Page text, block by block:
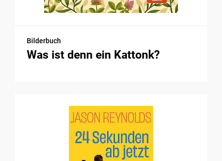
Bilderbuch
Was ist denn ein Kattonk?